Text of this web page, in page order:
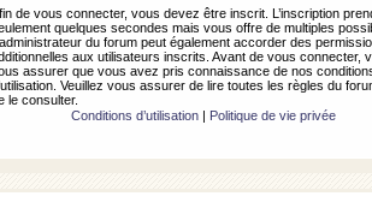
de vous connecter, vous devez être inscrit. L’inscription
quelques secondes mais vous offre de multiples
du forum peut également accorder des
aux utilisateurs inscrits. Avant de vous connecter,
assurer que vous avez pris connaissance de nos
Veuillez vous assurer de lire toutes les règles du
le consulter.
Conditions d’utilisation| Politique de vie privée